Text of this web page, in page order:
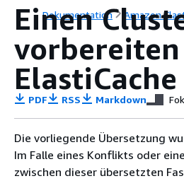
Dokumentation Amazon
Einen
ElastiCache
PDF RSS Markdown
Die vorliegende Übersetzung
Im Falle eines Konflikts oder
zwischen dieser übersetzten